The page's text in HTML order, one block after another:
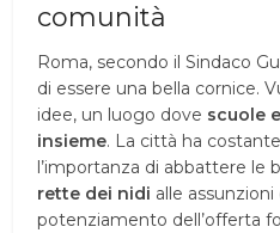
comunità
Roma, secondo il Sindaco
di essere una bella cornice.
idee, un luogo dove scuole
insieme. La città ha
l’importanza di abbattere le
rette dei nidi alle
potenziamento dell’offerta